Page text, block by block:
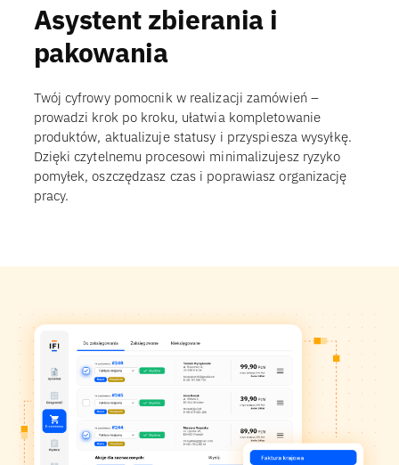
Asystent zbierania i
pakowania
Twój cyfrowy pomocnik w realizacji zamówień –
prowadzi krok po kroku, ułatwia kompletowanie
produktów, aktualizuje statusy i przyspiesza wysyłkę.
Dzięki czytelnemu procesowi minimalizujesz ryzyko
pomyłek, oszczędzasz czas i poprawiasz organizację
pracy.